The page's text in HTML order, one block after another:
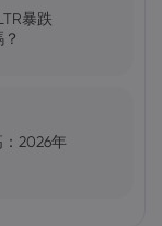
暴跌
2026年